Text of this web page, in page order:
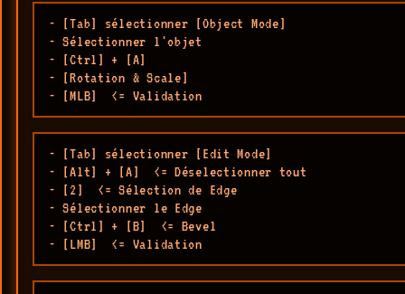
- [Tab] sélectionner [Object Mode]
- Sélectionner l'objet
- [Ctrl] + [A]
- [Rotation & Scale]
- [MLB]  <= Validation
- [Tab] sélectionner [Edit Mode]
- [Alt] + [A]  <= Déselectionner tout
- [2]  <= Sélection de Edge
- Sélectionner le Edge
- [Ctrl] + [B]  <= Bevel
- [LMB]  <= Validation